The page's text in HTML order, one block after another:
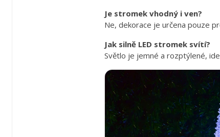
Je stromek vhodný i ven?
Ne, dekorace je určena pouze
Jak silně LED stromek svítí?
Světlo je jemné a rozptýlené,